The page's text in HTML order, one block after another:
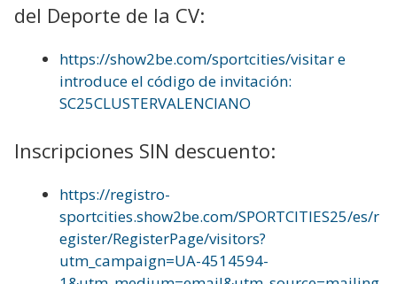
del Deporte de la CV:
https://show2be.com/sportcities/visitar e
introduce el código de invitación:
SC25CLUSTERVALENCIANO
Inscripciones SIN descuento:
https://registro-
sportcities.show2be.com/SPORTCITIES25/es/r
egister/RegisterPage/visitors?
utm_campaign=UA-4514594-